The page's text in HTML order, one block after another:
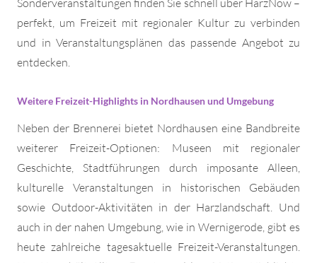
Sonderveranstaltungen finden Sie schnell über HarzNow –
perfekt, um Freizeit mit regionaler Kultur zu verbinden
und in Veranstaltungsplänen das passende Angebot zu
entdecken.
Weitere Freizeit-Highlights in Nordhausen und Umgebung
Neben der Brennerei bietet Nordhausen eine Bandbreite
weiterer Freizeit-Optionen: Museen mit regionaler
Geschichte, Stadtführungen durch imposante Alleen,
kulturelle Veranstaltungen in historischen Gebäuden
sowie Outdoor-Aktivitäten in der Harzlandschaft. Und
auch in der nahen Umgebung, wie in Wernigerode, gibt es
heute zahlreiche tagesaktuelle Freizeit-Veranstaltungen.